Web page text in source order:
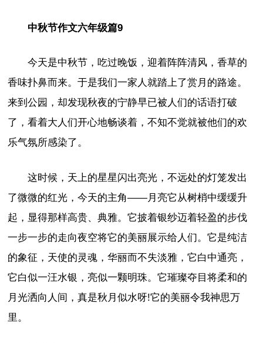
中秋节作文六年级篇9
今天是中秋节，吃过晚饭，迎着阵阵清风，香草的
香味扑鼻而来。于是我们一家人就踏上了赏月的路途。
来到公园，却发现秋夜的宁静早已被人们的话语打破
了，看着大人们开心地畅谈着，不知不觉就被他们的欢
乐气氛所感染了。
这时候，天上的星星闪出亮光，不远处的灯笼发出
了微微的红光，今天的主角——月亮它从树梢中缓缓升
起，显得那样高贵、典雅。它披着银纱迈着轻盈的步伐
一步一步的走向夜空将它的美丽展示给人们。它是纯洁
的象征，天使的灵魂，华丽而不失淡雅，它白中通亮，
它白似一汪水银，亮似一颗明珠。它璀璨夺目将柔和的
月光洒向人间，真是秋月似水呀!它的美丽令我神思万
里。